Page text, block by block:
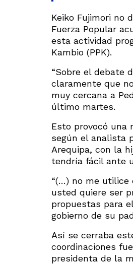
Keiko Fujimori no
Fuerza Popular
esta actividad
Kambio (PPK).
“Sobre el debate
claramente que
muy cercana a
último martes.
Esto provocó una
según el analista
Arequipa, con la
tendría fácil ante
“(…) no me utilice
usted quiere ser
propuestas para
gobierno de su
Así se cerraba
coordinaciones
presidenta de la